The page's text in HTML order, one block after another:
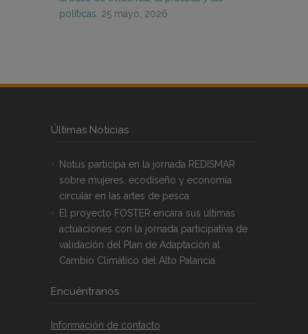
políticas. 25 mayo, 2026
Últimas Noticias
Notus participa en la jornada REDISMAR
sobre mujeres, ecodiseño y economía
circular en las artes de pesca
El proyecto FOSTER encara sus últimas
actuaciones con la jornada participativa de
validación del Plan de Adaptación al
Cambio Climático del Alto Palancia
Encuéntranos
Información de contacto